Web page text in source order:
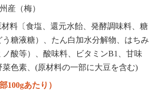
産（梅）
料〔食塩、還元水飴、発酵調味料、糖
糖液糖）、たん白加水分解物、はちみ
酸等）、酸味料、ビタミンB1、甘味
色素、(原材料の一部に大豆を含む)
100gあたり）